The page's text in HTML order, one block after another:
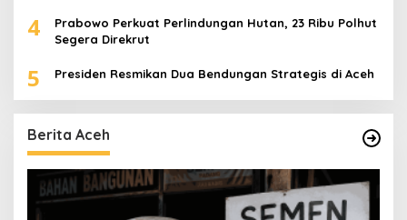
4
Prabowo Perkuat Perlindungan Hutan, 23 Ribu Polhut
Segera Direkrut
5 Presiden Resmikan Dua Bendungan Strategis di Aceh
Berita Aceh